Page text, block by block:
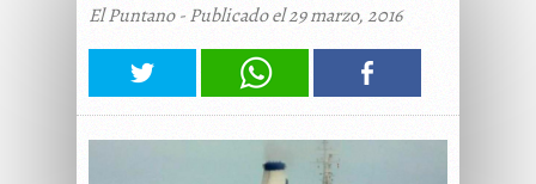
El Puntano - Publicado el 29 marzo, 2016